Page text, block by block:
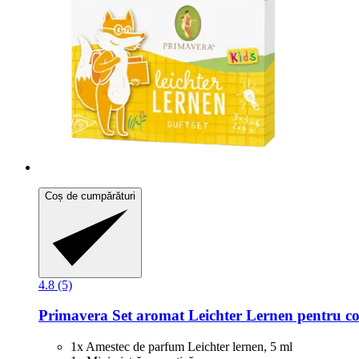
Coș de cumpărături
4.8 (5)
Primavera Set aromat Leichter Lernen pentru
1x Amestec de parfum Leichter lernen, 5 ml